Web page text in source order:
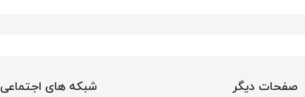
صفحات دیگر شبکه های اجتماعی